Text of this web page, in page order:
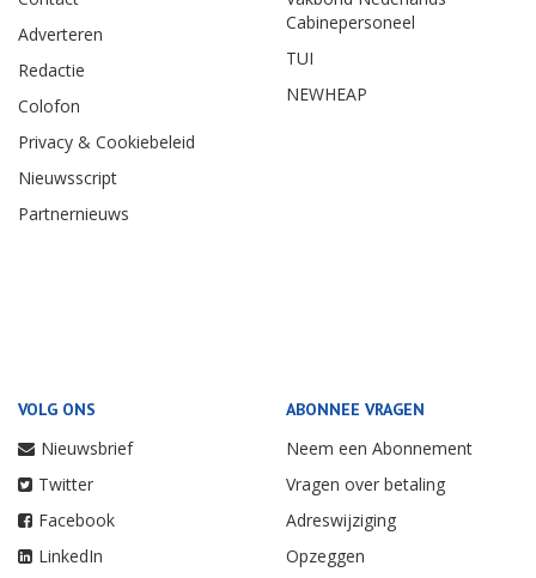
Adverteren
Redactie
Colofon
Privacy & Cookiebeleid
Nieuwsscript
Partnernieuws
Cabinepersoneel
TUI
NEWHEAP
VOLG ONS
Nieuwsbrief
Twitter
Facebook
LinkedIn
ABONNEE VRAGEN
Neem een Abonnement
Vragen over betaling
Adreswijziging
Opzeggen